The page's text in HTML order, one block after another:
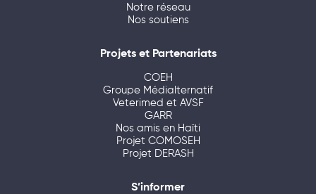
Notre réseau
Nos soutiens
Projets et Partenariats
COEH
Groupe Médialternatif
Veterimed et AVSF
GARR
Nos amis en Haïti
Projet COMOSEH
Projet DERASH
S’informer